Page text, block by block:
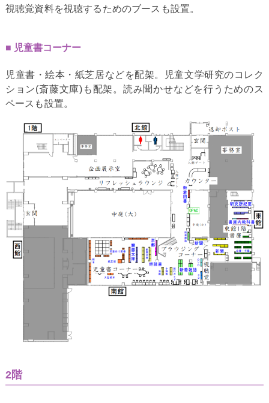
視聴覚資料を視聴するためのブースも設置。
児童書コーナー
児童書・絵本・紙芝居などを配架。児童文学研究のコレク
ション(斎藤文庫)も配架。読み聞かせなどを行うためのス
ペースも設置。
2階